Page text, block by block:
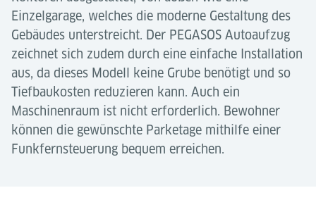
Einzelgarage, welches die moderne Gestaltung des
Gebäudes unterstreicht. Der PEGASOS Autoaufzug
zeichnet sich zudem durch eine einfache Installation
aus, da dieses Modell keine Grube benötigt und so
Tiefbaukosten reduzieren kann. Auch ein
Maschinenraum ist nicht erforderlich. Bewohner
können die gewünschte Parketage mithilfe einer
Funkfernsteuerung bequem erreichen.